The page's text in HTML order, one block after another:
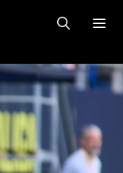
MENU